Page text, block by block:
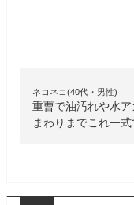
ネコネコ(40代・男性)
重曹で油汚れや水
まわりまでこれ一